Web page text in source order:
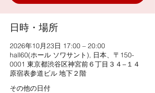
日時・場所
2026年10月23日 17:00 – 20:00
hall60(ホール ソワサント), 日本、〒150-
0001 東京都渋谷区神宮前６丁目３４−１４
原宿表参道ビル 地下２階
その他の日付